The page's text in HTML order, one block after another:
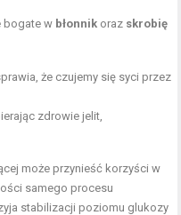
bogate w błonnik oraz skrobię
że czujemy się syci przez
zdrowie jelit,
może przynieść korzyści w
samego procesu
stabilizacji poziomu glukozy